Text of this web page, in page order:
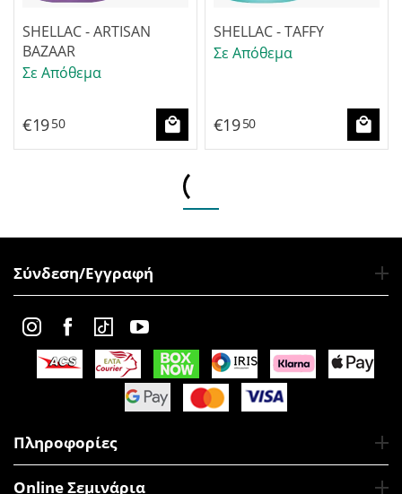
SHELLAC - ARTISAN
BAZAAR
Σε Απόθεμα
€1950
SHELLAC - TAFFY
Σε Απόθεμα
€1950
Σύνδεση/Εγγραφή
Πληροφορίες
Online Σεμινάρια